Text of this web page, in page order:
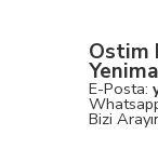
Ostim
E-Posta:
Bizi